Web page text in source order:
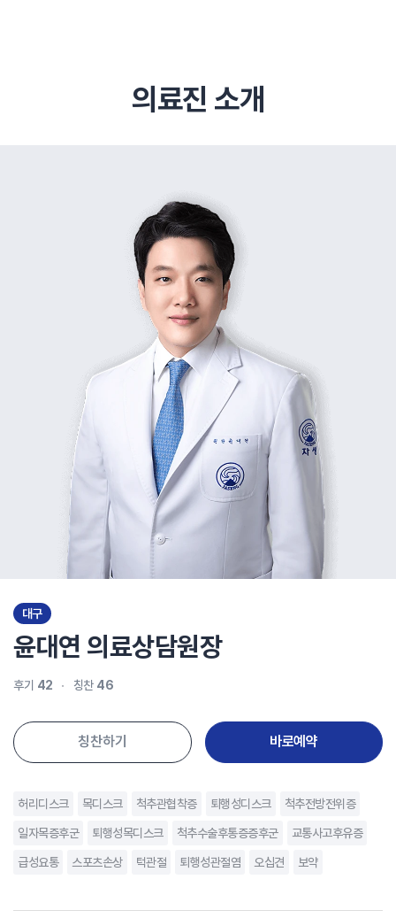
#초음파약침 #척추압박골절
의료진 소개
대구
윤대연 의료상담원장
후기 42 칭찬 46
칭찬하기 바로예약
허리디스크 목디스크 척추관협착증 퇴행성디스크 척추전방전위증
일자목증후군 퇴행성목디스크 척추수술후통증증후군 교통사고후유증
급성요통 스포츠손상 턱관절 퇴행성관절염 오십견 보약